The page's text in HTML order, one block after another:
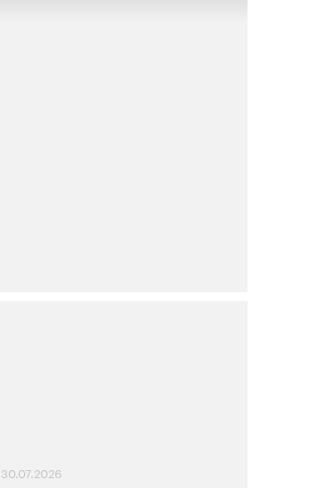
30.07.2026